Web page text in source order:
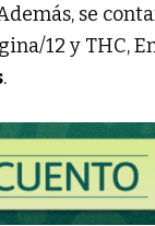
se
12 y THC,
.